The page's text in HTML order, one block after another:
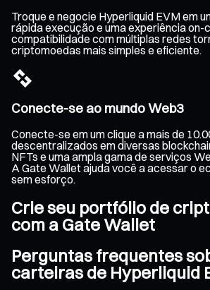
Troque e negocie Hyperliquid EVM em
rápida execução e uma experiência on-
compatibilidade com múltiplas redes
criptomoedas mais simples e eficiente.
Conecte-se ao mundo Web3
Conecte-se em um clique a mais de
descentralizados em diversas
NFTs e uma ampla gama de serviços
A Gate Wallet ajuda você a acessar o
sem esforço.
Crie seu portfólio de
com a Gate Wallet
Perguntas frequentes
carteiras de Hyperliquid